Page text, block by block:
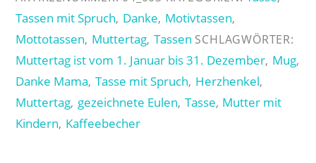
Tassen mit Spruch, Danke, Motivtassen,
Mottotassen, Muttertag, Tassen SCHLAGWÖRTER:
Muttertag ist vom 1. Januar bis 31. Dezember, Mug,
Danke Mama, Tasse mit Spruch, Herzhenkel,
Muttertag, gezeichnete Eulen, Tasse, Mutter mit
Kindern, Kaffeebecher